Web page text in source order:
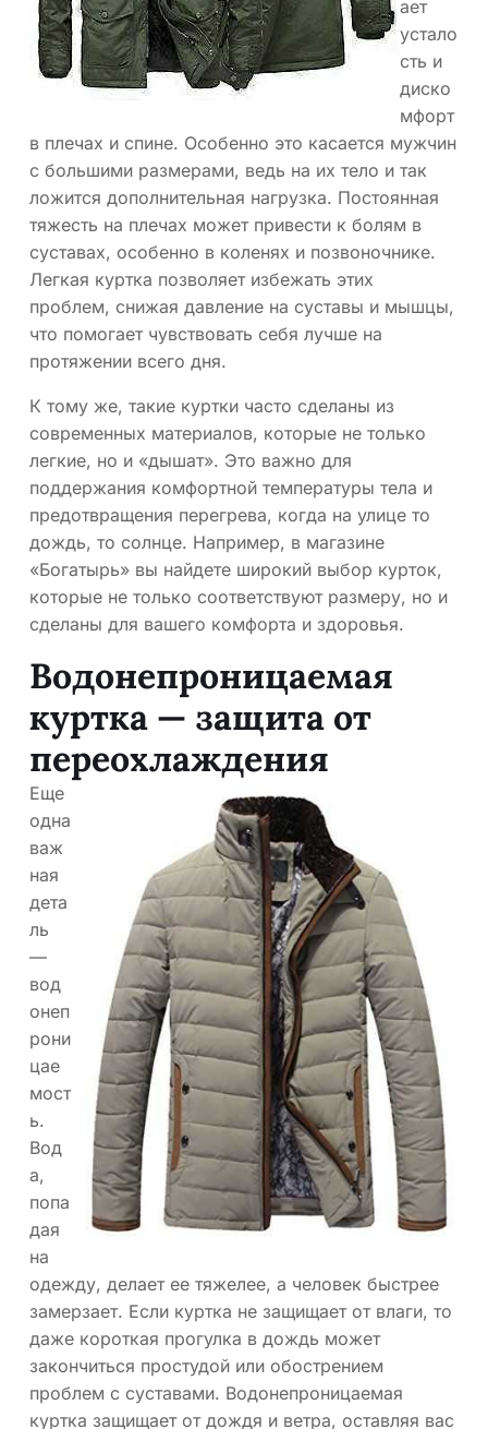
ает
устало
сть и
диско
мфорт
в плечах и спине. Особенно это касается мужчин
с большими размерами, ведь на их тело и так
ложится дополнительная нагрузка. Постоянная
тяжесть на плечах может привести к болям в
суставах, особенно в коленях и позвоночнике.
Легкая куртка позволяет избежать этих
проблем, снижая давление на суставы и мышцы,
что помогает чувствовать себя лучше на
протяжении всего дня.
К тому же, такие куртки часто сделаны из
современных материалов, которые не только
легкие, но и «дышат». Это важно для
поддержания комфортной температуры тела и
предотвращения перегрева, когда на улице то
дождь, то солнце. Например, в магазине
«Богатырь» вы найдете широкий выбор курток,
которые не только соответствуют размеру, но и
сделаны для вашего комфорта и здоровья.
Водонепроницаемая
куртка — защита от
переохлаждения
Еще
одна
важ
ная
дета
ль
—
вод
онеп
рони
цае
мост
ь.
Вод
а,
попа
дая
на
одежду, делает ее тяжелее, а человек быстрее
замерзает. Если куртка не защищает от влаги, то
даже короткая прогулка в дождь может
закончиться простудой или обострением
проблем с суставами. Водонепроницаемая
куртка защищает от дождя и ветра, оставляя вас